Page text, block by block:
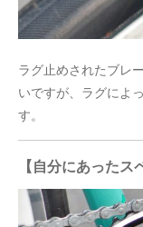
ラグ止めされたブレ
いですが、ラグによ
す。
【自分にあったス